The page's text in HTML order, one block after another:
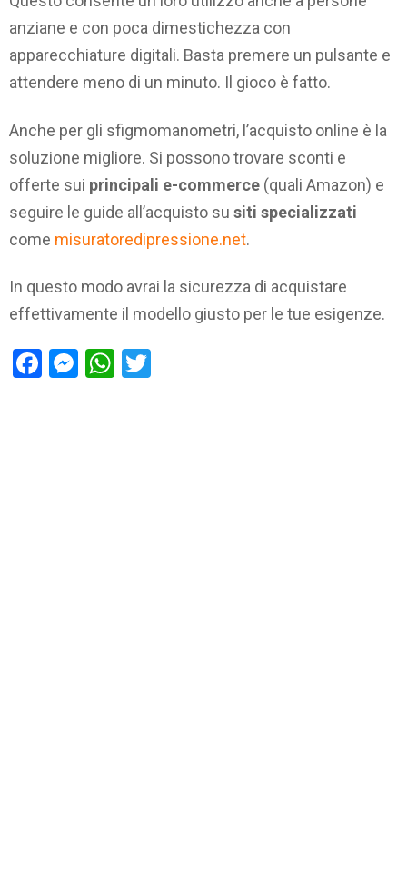
anziane e con poca dimestichezza con
apparecchiature digitali. Basta premere un pulsante e
attendere meno di un minuto. Il gioco è fatto.
Anche per gli sfigmomanometri, l’acquisto online è la
soluzione migliore. Si possono trovare sconti e
offerte sui principali e-commerce (quali Amazon) e
seguire le guide all’acquisto su siti specializzati
come misuratoredipressione.net.
In questo modo avrai la sicurezza di acquistare
effettivamente il modello giusto per le tue esigenze.
Facebook
Messenger
WhatsApp